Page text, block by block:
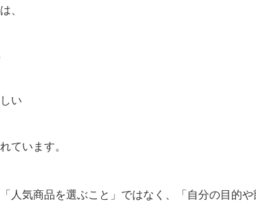
、
い
ています。
人気商品を選ぶこと」ではなく、「自分の目的